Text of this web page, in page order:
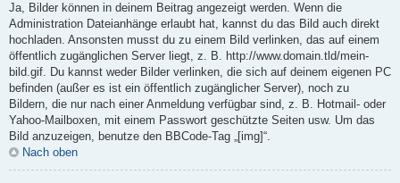
Ja, Bilder können in deinem Beitrag angezeigt werden. Wenn die
Administration Dateianhänge erlaubt hat, kannst du das Bild auch direkt
hochladen. Ansonsten musst du zu einem Bild verlinken, das auf einem
öffentlich zugänglichen Server liegt, z. B. http://www.domain.tld/mein-
bild.gif. Du kannst weder Bilder verlinken, die sich auf deinem eigenen PC
befinden (außer es ist ein öffentlich zugänglicher Server), noch zu
Bildern, die nur nach einer Anmeldung verfügbar sind, z. B. Hotmail- oder
Yahoo-Mailboxen, mit einem Passwort geschützte Seiten usw. Um das
Bild anzuzeigen, benutze den BBCode-Tag „[img]“.
Nach oben